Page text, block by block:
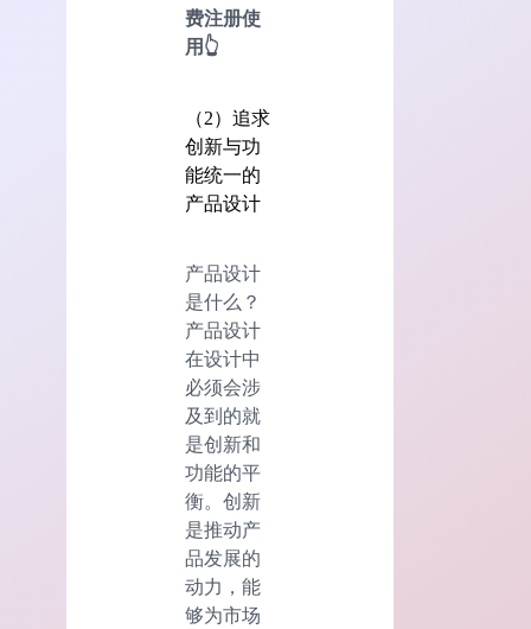
费注册使
用👆
（2）追求
创新与功
能统一的
产品设计
产品设计
是什么？
产品设计
在设计中
必须会涉
及到的就
是创新和
功能的平
衡。创新
是推动产
品发展的
动力，能
够为市场